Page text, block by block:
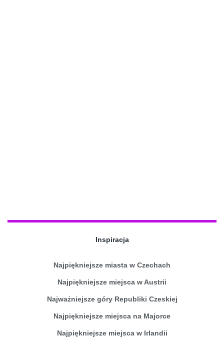
Inspiracja
Najpiękniejsze miasta w Czechach
Najpiękniejsze miejsca w Austrii
Najważniejsze góry Republiki Czeskiej
Najpiękniejsze miejsca na Majorce
Najpiękniejsze miejsca w Irlandii